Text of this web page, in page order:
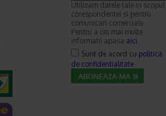
Utilizam datele tale in scopul
corespondentei si pentru
comunicari comerciale.
Pentru a citi mai multe
informatii apasa aici.
Sunt de acord cu politica
de confidentialitate